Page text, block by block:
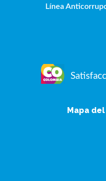
Línea
Mapa